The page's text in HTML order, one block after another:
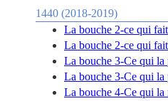
1440 (2018-2019)
La bouche 2-ce qui
La bouche 2-ce qui
La bouche 3-Ce qui la
La bouche 3-Ce qui la
La bouche 4-Ce qui la